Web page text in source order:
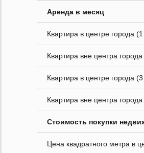
Аренда в месяц
Квартира в центре города
Квартира вне центра
Квартира в центре города
Квартира вне центра
Стоимость покупки
Цена квадратного метра в